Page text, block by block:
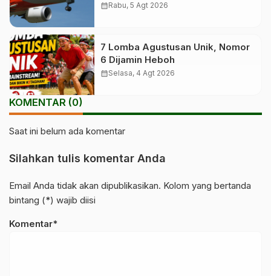
calendar_monthRabu, 5 Agt 2026
7 Lomba Agustusan Unik, Nomor
6 Dijamin Heboh
calendar_monthSelasa, 4 Agt 2026
KOMENTAR (0)
Saat ini belum ada komentar
Silahkan tulis komentar Anda
Email Anda tidak akan dipublikasikan. Kolom yang bertanda
bintang (*) wajib diisi
Komentar*